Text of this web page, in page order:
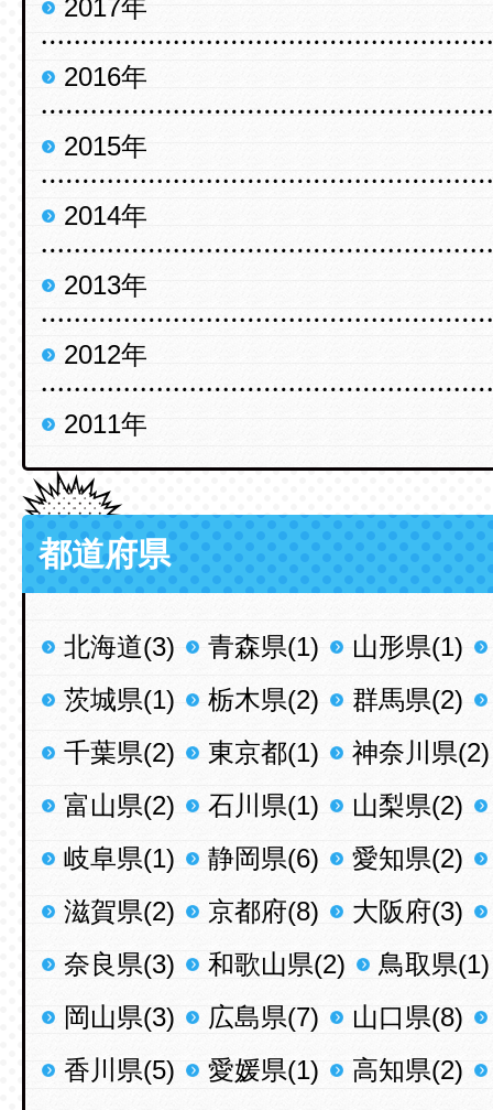
2017年
2016年
2015年
2014年
2013年
2012年
2011年
都道府県
北海道(3) 青森県(1)
山形県(1)
茨城県(1)
栃木県(2)
群馬県(2)
千葉県(2)
東京都(1)
神奈川県(2)
富山県(2)
石川県(1)
山梨県(2)
岐阜県(1)
静岡県(6)
愛知県(2)
滋賀県(2)
京都府(8)
大阪府(3)
奈良県(3)
和歌山県(2)
鳥取県(1)
岡山県(3)
広島県(7)
山口県(8)
香川県(5)
愛媛県(1)
高知県(2)